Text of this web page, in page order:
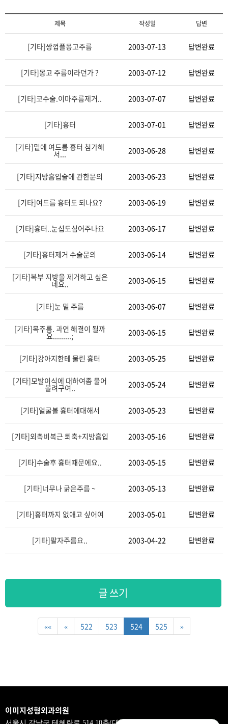
×
비밀번호 확인
비밀번호를 입력해 주십시오.
제목 작성일 답변
[기타]쌍껍플몽고주름 2003-07-13 답변완료
[기타]몽고 주름이라던가 ? 2003-07-12 답변완료
[기타]코수술.이마주름제거.. 2003-07-07 답변완료
[기타]흉터 2003-07-01 답변완료
[기타]밑에 여드름 흉터 첨가해
서... 2003-06-28 답변완료
[기타]지방흡입술에 관한문의 2003-06-23 답변완료
[기타]여드름 흉터도 되나요? 2003-06-19 답변완료
[기타]흉터..눈섭도심어주나요 2003-06-17 답변완료
[기타]흉터제거 수술문의 2003-06-14 답변완료
[기타]복부 지방을 제거하고 싶은
데요.. 2003-06-15 답변완료
[기타]눈 밑 주름 2003-06-07 답변완료
[기타]목주름. 과연 해결이 될까
요.........; 2003-06-15 답변완료
[기타]강아지한테 물린 흉터 2003-05-25 답변완료
[기타]모발이식에 대하여좀 물어
볼려구여.. 2003-05-24 답변완료
[기타]얼굴볼 흉터에대해서 2003-05-23 답변완료
[기타]외측비복근 퇴축+지방흡입 2003-05-16 답변완료
[기타]수술후 흉터때문에요.. 2003-05-15 답변완료
[기타]너무나 굵은주름 ~ 2003-05-13 답변완료
[기타]흉터까지 없애고 싶어여 2003-05-01 답변완료
[기타]팔자주름요.. 2003-04-22 답변완료
글 쓰기
«« « 522 523 524 525 »
이미지성형외과의원